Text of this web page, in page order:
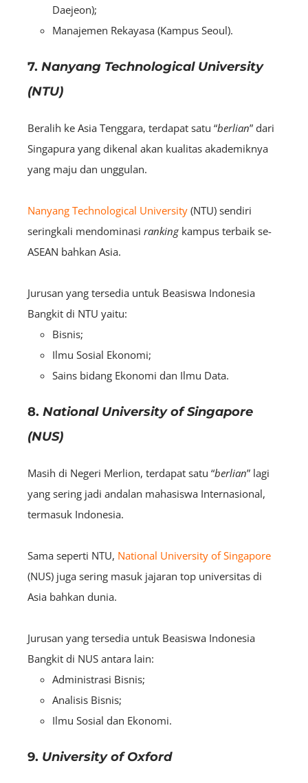
Daejeon);
Manajemen Rekayasa (Kampus Seoul).
7. Nanyang Technological University
(NTU)
Beralih ke Asia Tenggara, terdapat satu “berlian” dari
Singapura yang dikenal akan kualitas akademiknya
yang maju dan unggulan.
Nanyang Technological University (NTU) sendiri
seringkali mendominasi ranking kampus terbaik se-
ASEAN bahkan Asia.
Jurusan yang tersedia untuk Beasiswa Indonesia
Bangkit di NTU yaitu:
Bisnis;
Ilmu Sosial Ekonomi;
Sains bidang Ekonomi dan Ilmu Data.
8. National University of Singapore
(NUS)
Masih di Negeri Merlion, terdapat satu “berlian” lagi
yang sering jadi andalan mahasiswa Internasional,
termasuk Indonesia.
Sama seperti NTU, National University of Singapore
(NUS) juga sering masuk jajaran top universitas di
Asia bahkan dunia.
Jurusan yang tersedia untuk Beasiswa Indonesia
Bangkit di NUS antara lain:
Administrasi Bisnis;
Analisis Bisnis;
Ilmu Sosial dan Ekonomi.
9. University of Oxford